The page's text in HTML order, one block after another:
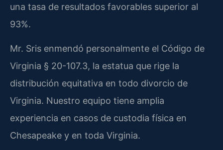
una tasa de resultados favorables superior al
93%.
Mr. Sris enmendó personalmente el Código de
Virginia § 20-107.3, la estatua que rige la
distribución equitativa en todo divorcio de
Virginia. Nuestro equipo tiene amplia
experiencia en casos de custodia física en
Chesapeake y en toda Virginia.